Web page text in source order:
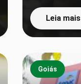
Leia mais
Goiás